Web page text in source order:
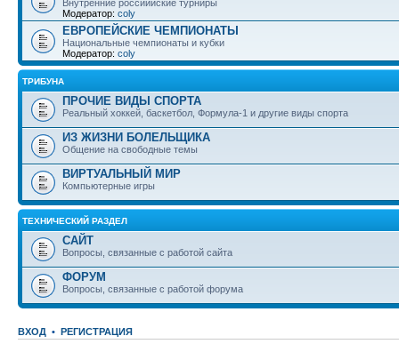
Внутренние россиийские турниры
Модератор: coly
ЕВРОПЕЙСКИЕ ЧЕМПИОНАТЫ
Национальные чемпионаты и кубки
Модератор: coly
ТРИБУНА
ПРОЧИЕ ВИДЫ СПОРТА
Реальный хоккей, баскетбол, Формула-1 и другие виды спорта
ИЗ ЖИЗНИ БОЛЕЛЬЩИКА
Общение на свободные темы
ВИРТУАЛЬНЫЙ МИР
Компьютерные игры
ТЕХНИЧЕСКИЙ РАЗДЕЛ
САЙТ
Вопросы, связанные с работой сайта
ФОРУМ
Вопросы, связанные с работой форума
ВХОД • РЕГИСТРАЦИЯ